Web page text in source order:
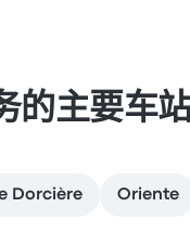
的主要车
Dorcière Oriente